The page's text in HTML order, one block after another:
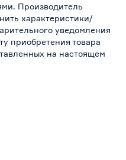
Производитель
характеристики/
уведомления
приобретения товара
на настоящем